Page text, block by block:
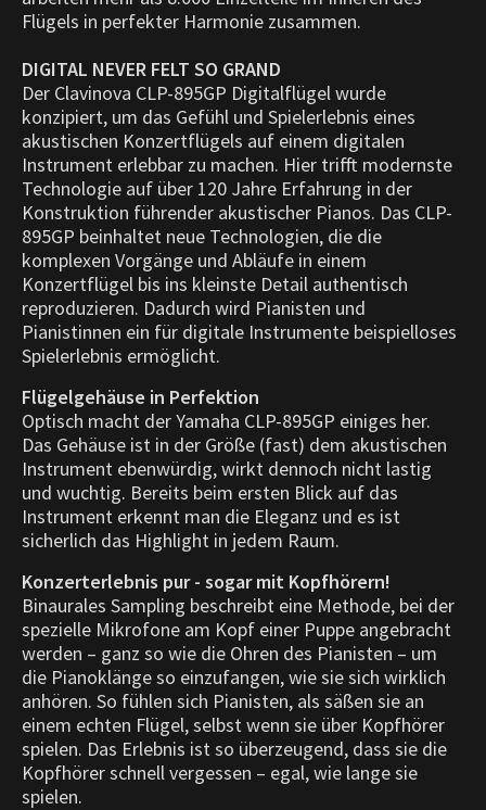
Flügels in perfekter Harmonie zusammen.
DIGITAL NEVER FELT SO GRAND
Der Clavinova CLP-895GP Digitalflügel wurde
konzipiert, um das Gefühl und Spielerlebnis eines
akustischen Konzertflügels auf einem digitalen
Instrument erlebbar zu machen. Hier trifft modernste
Technologie auf über 120 Jahre Erfahrung in der
Konstruktion führender akustischer Pianos. Das CLP-
895GP beinhaltet neue Technologien, die die
komplexen Vorgänge und Abläufe in einem
Konzertflügel bis ins kleinste Detail authentisch
reproduzieren. Dadurch wird Pianisten und
Pianistinnen ein für digitale Instrumente beispielloses
Spielerlebnis ermöglicht.
Flügelgehäuse in Perfektion
Optisch macht der Yamaha CLP-895GP einiges her.
Das Gehäuse ist in der Größe (fast) dem akustischen
Instrument ebenwürdig, wirkt dennoch nicht lastig
und wuchtig. Bereits beim ersten Blick auf das
Instrument erkennt man die Eleganz und es ist
sicherlich das Highlight in jedem Raum.
Konzerterlebnis pur - sogar mit Kopfhörern!
Binaurales Sampling beschreibt eine Methode, bei der
spezielle Mikrofone am Kopf einer Puppe angebracht
werden – ganz so wie die Ohren des Pianisten – um
die Pianoklänge so einzufangen, wie sie sich wirklich
anhören. So fühlen sich Pianisten, als säßen sie an
einem echten Flügel, selbst wenn sie über Kopfhörer
spielen. Das Erlebnis ist so überzeugend, dass sie die
Kopfhörer schnell vergessen – egal, wie lange sie
spielen.